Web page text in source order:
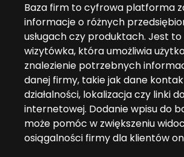
Baza firm to cyfrowa platforma
informacje o różnych
usługach czy produktach. Jest
wizytówka, która umożliwia
znalezienie potrzebnych
danej firmy, takie jak dane
działalności, lokalizacja czy linki
internetowej. Dodanie wpisu do
może pomóc w zwiększeniu
osiągalności firmy dla klientów